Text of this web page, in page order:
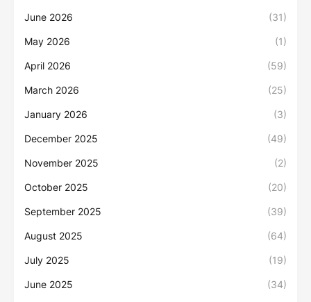
June 2026 (31)
May 2026 (1)
April 2026 (59)
March 2026 (25)
January 2026 (3)
December 2025 (49)
November 2025 (2)
October 2025 (20)
September 2025 (39)
August 2025 (64)
July 2025 (19)
June 2025 (34)